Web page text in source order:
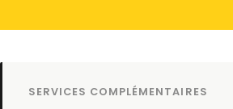
SERVICES COMPLÉMENTAIRES